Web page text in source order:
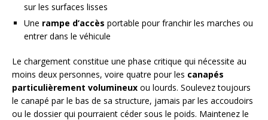
sur les surfaces lisses
Une rampe d’accès portable pour franchir les marches ou
entrer dans le véhicule
Le chargement constitue une phase critique qui nécessite au
moins deux personnes, voire quatre pour les canapés
particulièrement volumineux ou lourds. Soulevez toujours
le canapé par le bas de sa structure, jamais par les accoudoirs
ou le dossier qui pourraient céder sous le poids. Maintenez le